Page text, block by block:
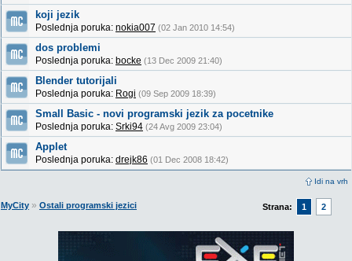
Idi na vrh
koji jezik
Poslednja poruka: nokia007 (02 Jan 2010 14:54)
dos problemi
Poslednja poruka: bocke (13 Dec 2009 21:40)
Blender tutorijali
Poslednja poruka: Rogi (09 Sep 2009 18:39)
Small Basic - novi programski jezik za pocetnike
Poslednja poruka: Srki94 (24 Avg 2009 23:04)
Applet
Poslednja poruka: drejk86 (01 Dec 2008 18:42)
Strana: 1 2
MyCity » Ostali programski jezici